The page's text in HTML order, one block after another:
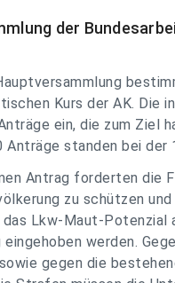
der
Kurs der AK. Die
ein, die zum Ziel
Anträge standen bei der
Antrag forderten die
zu schützen
Lkw-Maut-Potenzial
werden.
sowie gegen die